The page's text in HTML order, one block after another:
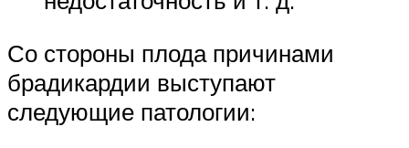
Со стороны плода причинами
брадикардии выступают
следующие патологии: